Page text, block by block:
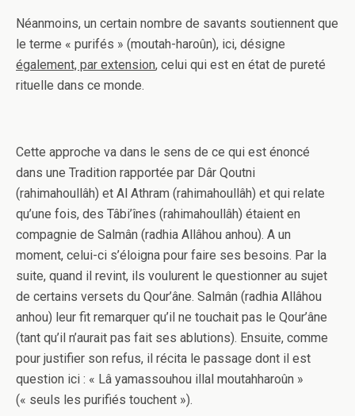
Néanmoins, un certain nombre de savants soutiennent que
le terme « purifés » (moutah-haroûn), ici, désigne
également, par extension, celui qui est en état de pureté
rituelle dans ce monde.
Cette approche va dans le sens de ce qui est énoncé
dans une Tradition rapportée par Dâr Qoutni
(rahimahoullâh) et Al Athram (rahimahoullâh) et qui relate
qu’une fois, des Tâbi’înes (rahimahoullâh) étaient en
compagnie de Salmân (radhia Allâhou anhou). A un
moment, celui-ci s’éloigna pour faire ses besoins. Par la
suite, quand il revint, ils voulurent le questionner au sujet
de certains versets du Qour’âne. Salmân (radhia Allâhou
anhou) leur fit remarquer qu’il ne touchait pas le Qour’âne
(tant qu’il n’aurait pas fait ses ablutions). Ensuite, comme
pour justifier son refus, il récita le passage dont il est
question ici : « Lâ yamassouhou illal moutahharoûn »
(« seuls les purifiés touchent »).